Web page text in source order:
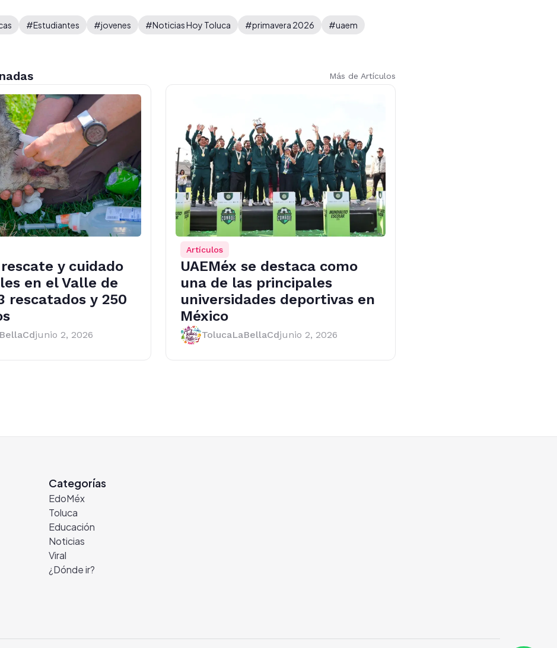
#Estudiantes #jovenes #Noticias Hoy Toluca #primavera 2026
#uaem
Más de Artículos
y cuidado
en el Valle de
rescatados y 250
junio 2, 2026
Artículos
UAEMéx se destaca como
una de las principales
universidades deportivas en
México
TolucaLaBellaCdjunio 2, 2026
Categorías
EdoMéx
Toluca
Educación
Noticias
Viral
¿Dónde ir?